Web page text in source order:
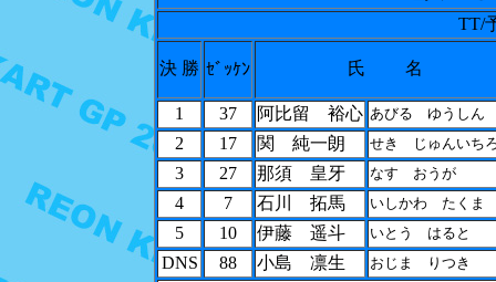
TT/予
決 勝 ｾﾞｯｹﾝ 氏 名
1 37 阿比留 裕心 あびる ゆうしん
2 17 関 純一朗 せき じゅんいち
3 27 那須 皇牙 なす おうが
4 7 石川 拓馬 いしかわ たくま
5 10 伊藤 遥斗 いとう はると
DNS 88 小島 凛生
おじま りつき